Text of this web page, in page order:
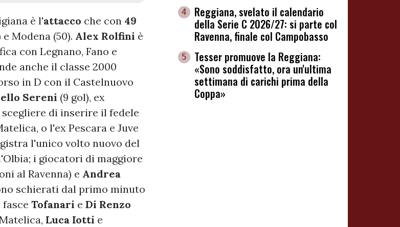
è l'attacco che con 49
Modena (50). Alex Rolfini è
con Legnano, Fano e
anche il classe 2000
in D con il Castelnuovo
Sereni (9 gol), ex
di inserire il fedele
o l'ex Pescara e Juve
l'unico volto nuovo del
i giocatori di maggiore
al Ravenna) e Andrea
schierati dal primo minuto
fasce Tofanari e Di Renzo
Luca Iotti e
4
Reggiana, svelato il calendario
della Serie C 2026/27: si parte col
Ravenna, finale col Campobasso
5
Tesser promuove la Reggiana:
«Sono soddisfatto, ora un'ultima
settimana di carichi prima della
Coppa»